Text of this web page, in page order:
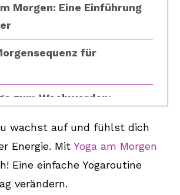
Morgen: Eine Einführung
für
zum Wachwerden:
für den
wachst auf und fühlst dich
Energie. Mit Yoga am Morgen
Eine einfache Yogaroutine
verändern.